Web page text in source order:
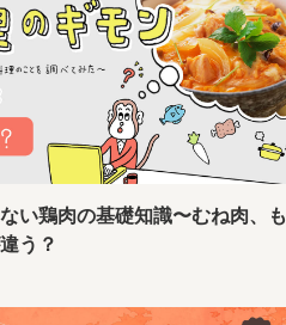
い鶏肉の基礎知識〜むね肉、も
う？